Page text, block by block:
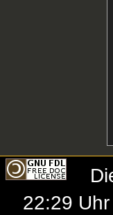
22:29